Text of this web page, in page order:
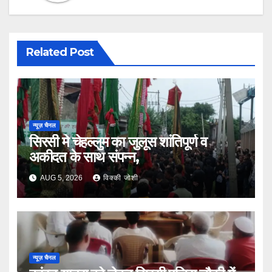
Related Post
न्यूज़ चैनल
सिरसी मे चेहल्लुम का जुलूस शांतिपूर्ण व
अकीदत के साथ संपन्न,
AUG 5, 2026 विक्की जोशी
न्यूज़ चैनल